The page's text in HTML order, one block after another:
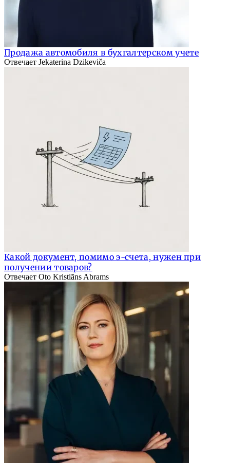
Продажа автомобиля в бухгалтерском учете
Отвечает Jekaterina Dzikeviča
Какой документ, помимо э-счета, нужен при
получении товаров?
Отвечает Oto Kristiāns Abrams